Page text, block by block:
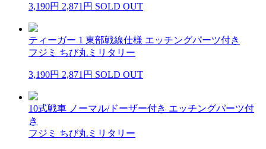
3,190円 2,871円 SOLD OUT
ティーガー 1 東部戦線仕様 エッチングパーツ付き
フジミ ちび丸ミリタリー
3,190円 2,871円 SOLD OUT
10式戦車 ノーマル/ドーザー付き エッチングパーツ付
き
フジミ ちび丸ミリタリー